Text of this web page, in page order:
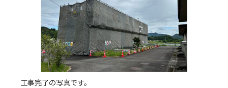
工事完了の写真です。